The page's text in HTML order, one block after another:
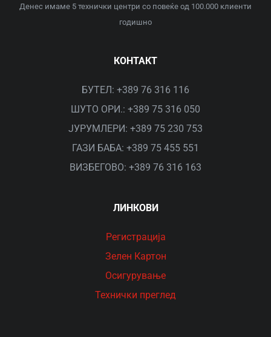
Денес имаме 5 технички центри со повеќе од 100.000 клиенти
годишно
КОНТАКТ
БУТЕЛ: +389 76 316 116
ШУТО ОРИ.: +389 75 316 050
ЈУРУМЛЕРИ: +389 75 230 753
ГАЗИ БАБА: +389 75 455 551
ВИЗБЕГОВО: +389 76 316 163
ЛИНКОВИ
Рeгистрација
Зелен Картон
Осигурување
Технички преглед